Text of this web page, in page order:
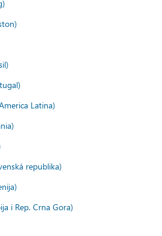
Latina)
republika)
i Rep. Crna Gora)